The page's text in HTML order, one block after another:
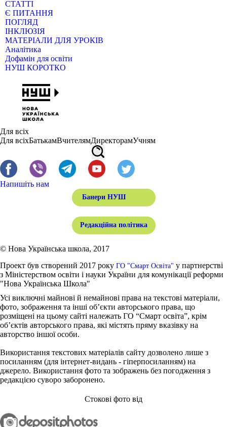
СТАТТІ
Є ПИТАННЯ
ПОГЛЯД
ІНКЛЮЗІЯ
МАТЕРІАЛИ ДЛЯ УРОКІВ
Аналітика
Дофамін для освіти
НУШ КОРОТКО
Для всіх
Для всіхБатькамВчителямДиректорамУчням
Напишіть нам
Банери НУШ
Редакційна політика
© Нова Українська школа, 2017
Проект був створений 2017 року ГО "Смарт Освіта" у партнерстві
з Міністерством освіти і науки України для комунікації реформи
"Нова Українська Школа"
Усі виключні майнові й немайнові права на текстові матеріали,
фото, зображення та інші об’єкти авторського права, що
розміщені на цьому сайті належать ГО “Смарт освіта”, крім
об’єктів авторського права, які містять пряму вказівку на
авторство іншої особи.
Використання текстових матеріалів сайту дозволено лише з
посиланням (для інтернет-видань - гіперпосиланням) на
джерело. Використання фото та зображень без погодження з
редакцією суворо заборонено.
Стокові фото від